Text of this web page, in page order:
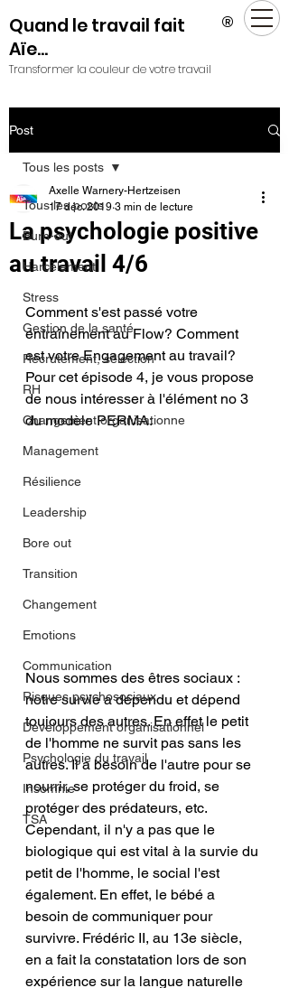
Quand le travail fait
Aïe...
Transformer la couleur de votre travail
®
Post
Tous les posts
Burn-out
Harcèlement
Stress
Gestion de la santé
Recrutement, sélection
RH
Changement organisationne
Management
Résilience
Leadership
Bore out
Transition
Changement
Emotions
Communication
Risques psychosociaux
Développement organisationnel
Psychologie du travail
Insomnie
TSA
Tous les posts
La psychologie positive
au travail 4/6
Axelle Warnery-Hertzeisen
17 déc. 2019 3 min de lecture
Comment s'est passé votre
entrainement au Flow? Comment
est votre Engagement au travail?
Pour cet épisode 4, je vous propose
de nous intéresser à l'élément no 3
du modèle PERMA:
Nous sommes des êtres sociaux :
notre survie a dépendu et dépend
toujours des autres. En effet le petit
de l'homme ne survit pas sans les
autres. Il a besoin de l'autre pour se
nourrir, se protéger du froid, se
protéger des prédateurs, etc.
Cependant, il n'y a pas que le
biologique qui est vital à la survie du
petit de l'homme, le social l'est
également. En effet, le bébé a
besoin de communiquer pour
survivre. Frédéric II, au 13e siècle,
en a fait la constatation lors de son
expérience sur la langue naturelle